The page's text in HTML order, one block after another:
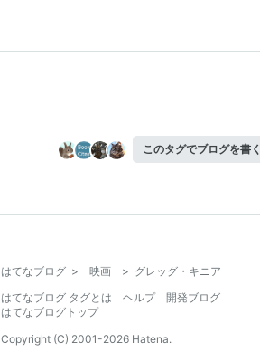
このタグでブログを書く
はてなブログ > 映画 > グレッグ・キニア
はてなブログ タグとは
ヘルプ
開発ブログ
はてなブログトップ
Copyright (C) 2001-2026 Hatena.